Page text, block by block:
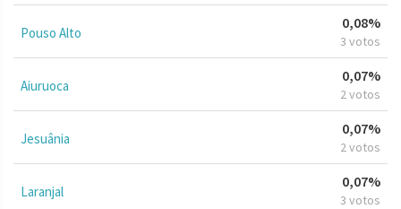
Pouso Alto
0,08%
3 votos
Aiuruoca
0,07%
2 votos
Jesuânia
0,07%
2 votos
Laranjal
0,07%
3 votos